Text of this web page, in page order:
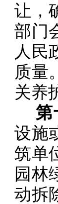
让，
部门
人民
质量
关养
第
设施
筑单
园林
动拆